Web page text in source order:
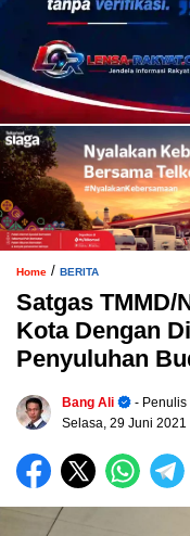
Home / BERITA
Satgas TMMD/
Kota Dengan
Penyuluhan
Bang Ali
- Penulis
Selasa, 29 Juni 2021